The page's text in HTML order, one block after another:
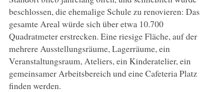
beschlossen, die ehemalige Schule zu renovieren: Das
gesamte Areal würde sich über etwa 10.700
Quadratmeter erstrecken. Eine riesige Fläche, auf der
mehrere Ausstellungsräume, Lagerräume, ein
Veranstaltungsraum, Ateliers, ein Kinderatelier, ein
gemeinsamer Arbeitsbereich und eine Cafeteria Platz
finden werden.